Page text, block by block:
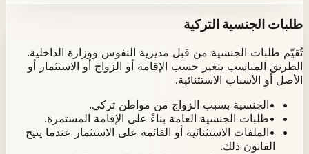
طلبات الجنسية التركية
تُقيّم طلبات الجنسية من قبل مديرية النفوس ووزارة الداخلية.
الطريق المناسب يتغير حسب الإقامة أو الزواج أو الاستثمار أو
الأصل أو الأسباب الاستثنائية.
•الجنسية بسبب الزواج من مواطن تركي.
•طلبات الجنسية العامة بناءً على الإقامة المستمرة.
•الملفات الاستثنائية أو القائمة على الاستثمار عندما يتيح
القانون ذلك.